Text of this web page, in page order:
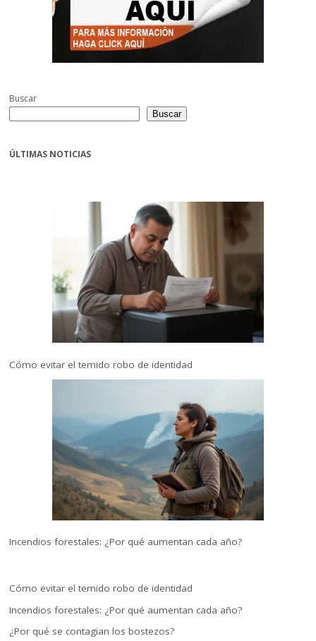
Buscar
Buscar
ÚLTIMAS NOTICIAS
Cómo evitar el temido robo de identidad
Incendios forestales: ¿Por qué aumentan cada año?
Cómo evitar el temido robo de identidad
Incendios forestales: ¿Por qué aumentan cada año?
¿Por qué se contagian los bostezos?